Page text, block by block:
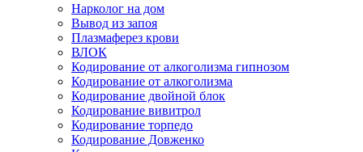
Нарколог на дом
Вывод из запоя
Плазмаферез крови
ВЛОК
Кодирование от алкоголизма гипнозом
Кодирование от алкоголизма
Кодирование двойной блок
Кодирование вивитрол
Кодирование торпедо
Кодирование Довженко